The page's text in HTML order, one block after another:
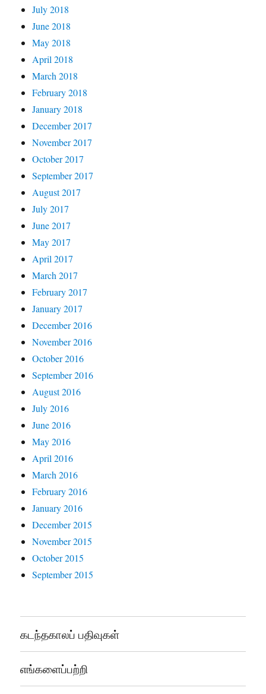
July 2018
June 2018
May 2018
April 2018
March 2018
February 2018
January 2018
December 2017
November 2017
October 2017
September 2017
August 2017
July 2017
June 2017
May 2017
April 2017
March 2017
February 2017
January 2017
December 2016
November 2016
October 2016
September 2016
August 2016
July 2016
June 2016
May 2016
April 2016
March 2016
February 2016
January 2016
December 2015
November 2015
October 2015
September 2015
கடந்தகாலப் பதிவுகள்
எங்களைப்பற்றி